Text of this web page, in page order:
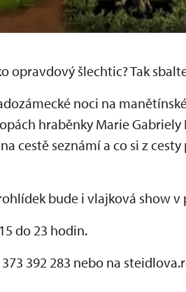
opravdový šlechtic? Tak
noci na
hraběnky Marie Gabriely
cestě seznámí a co si z
bude i vlajková show
do 23 hodin.
373 392 283 nebo na